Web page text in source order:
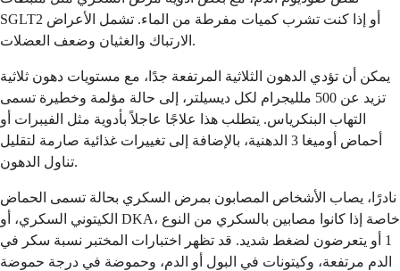
SGLT2 أو إذا كنت تشرب كميات مفرطة من الماء. تشمل الأعراض
الارتباك والغثيان وضعف العضلات.
يمكن أن تؤدي الدهون الثلاثية المرتفعة جدًا، مع مستويات دهون ثلاثية
تزيد عن 500 ملليجرام لكل ديسيلتر، إلى حالة مؤلمة وخطيرة تسمى
التهاب البنكرياس. يتطلب هذا علاجًا عاجلاً بأدوية مثل الفيبرات أو
أحماض أوميغا 3 الدهنية، بالإضافة إلى تغييرات غذائية صارمة لتقليل
تناول الدهون.
نادرًا، يصاب الأشخاص المصابون بمرض السكري بحالة تسمى الحماض
الكيتوني السكري، أو DKA، خاصة إذا كانوا مصابين بالسكري من النوع
1 أو يتعرضون لضغط شديد. قد تظهر اختبارات المختبر نسبة سكر في
الدم مرتفعة، وكيتونات في البول أو الدم، وحموضة في درجة حموضة